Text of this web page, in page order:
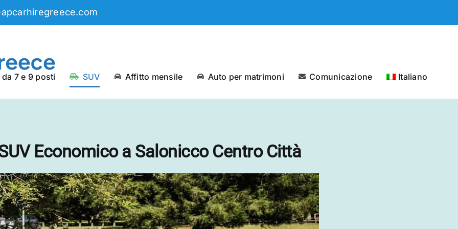
7 e 9 posti SUV Affitto mensile Auto per matrimoni Comunicazione Italiano
Economico a Salonicco Centro Città